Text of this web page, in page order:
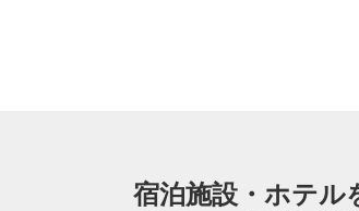
宿泊施設・ホテル